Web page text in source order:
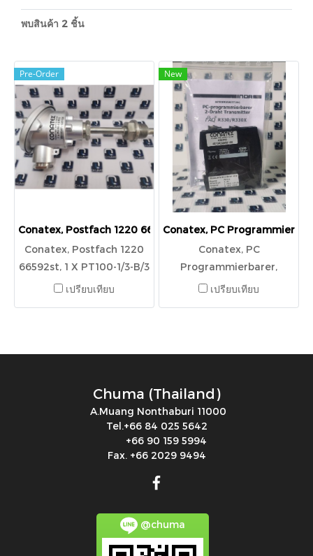
พบสินค้า 2 ชิ้น
Pre-Order
Conatex, Postfach 1220 66592st, 1 X PT100-1/3-B/3
Conatex, Postfach 1220
66592st, 1 X PT100-1/3-B/3
W015397/522128
เปรียบเทียบ
New
Conatex, PC
Conatex, PC
Programmierbarer,
Transmitter, 512033,
เปรียบเทียบ
Chuma (Thailand)
A.Muang Nonthaburi 11000
Tel.+66 84 025 5642
+66 90 159 5994
Fax. +66 2029 9494
@chuma